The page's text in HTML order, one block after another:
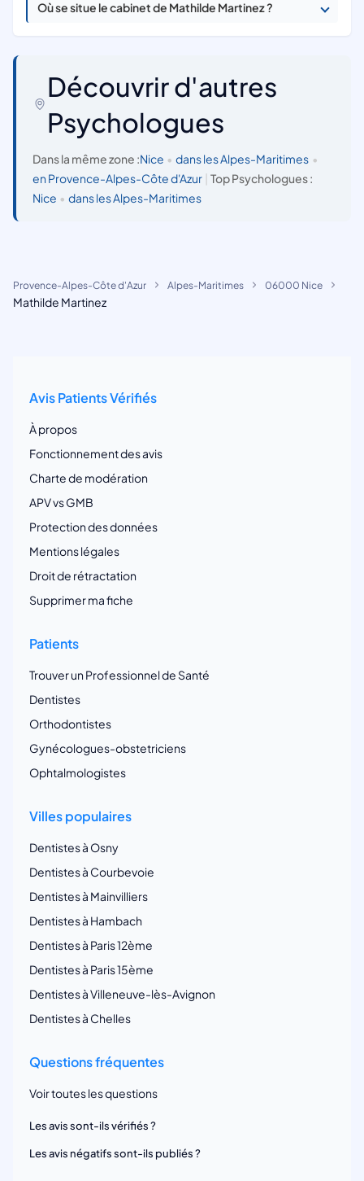
Où se situe le cabinet de Mathilde Martinez ?
Découvrir d'autres
Psychologues
Dans la même zone :Nice • dans les Alpes-Maritimes •
en Provence-Alpes-Côte d'Azur
Top Psychologues :
Nice • dans les Alpes-Maritimes
Provence-Alpes-Côte d'Azur Alpes-Maritimes 06000 Nice
Mathilde Martinez
Avis Patients Vérifiés
À propos
Fonctionnement des avis
Charte de modération
APV vs GMB
Protection des données
Mentions légales
Droit de rétractation
Supprimer ma fiche
Patients
Trouver un Professionnel de Santé
Dentistes
Orthodontistes
Gynécologues-obstetriciens
Ophtalmologistes
Villes populaires
Dentistes à Osny
Dentistes à Courbevoie
Dentistes à Mainvilliers
Dentistes à Hambach
Dentistes à Paris 12ème
Dentistes à Paris 15ème
Dentistes à Villeneuve-lès-Avignon
Dentistes à Chelles
Questions fréquentes
Voir toutes les questions
Les avis sont-ils vérifiés ?
Les avis négatifs sont-ils publiés ?